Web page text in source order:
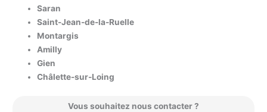
Saran
Saint-Jean-de-la-Ruelle
Montargis
Amilly
Gien
Châlette-sur-Loing
Vous souhaitez nous contacter ?